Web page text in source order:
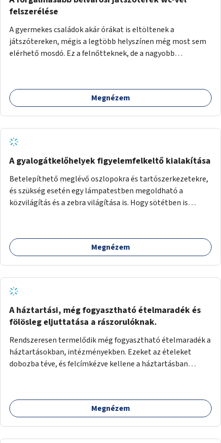
felszerélése
A gyermekes családok akár órákat is eltöltenek a
játszótereken, mégis a legtöbb helyszínen még most sem
elérhető mosdó. Ez a felnőtteknek, de a nagyobb
Megnézem
A gyalogátkelőhelyek figyelemfelkeltő kialakítása
Betelepíthető meglévő oszlopokra és tartószerkezetekre,
és szükség esetén egy lámpatestben megoldható a
közvilágítás és a zebra világítása is. Hogy sötétben is
Megnézem
A háztartási, még fogyasztható ételmaradék és
fölösleg eljuttatása a rászorulóknak.
Rendszeresen termelődik még fogyasztható ételmaradék a
háztartásokban, intézményekben. Ezeket az ételeket
dobozba téve, és felcímkézve kellene a háztartásban
kihelyezés pontos ideje. (A szekrények belső elrendezését,
rekeszeit, beosztását nem tudom, hogy itt kell-e leírni.)
Megnézem